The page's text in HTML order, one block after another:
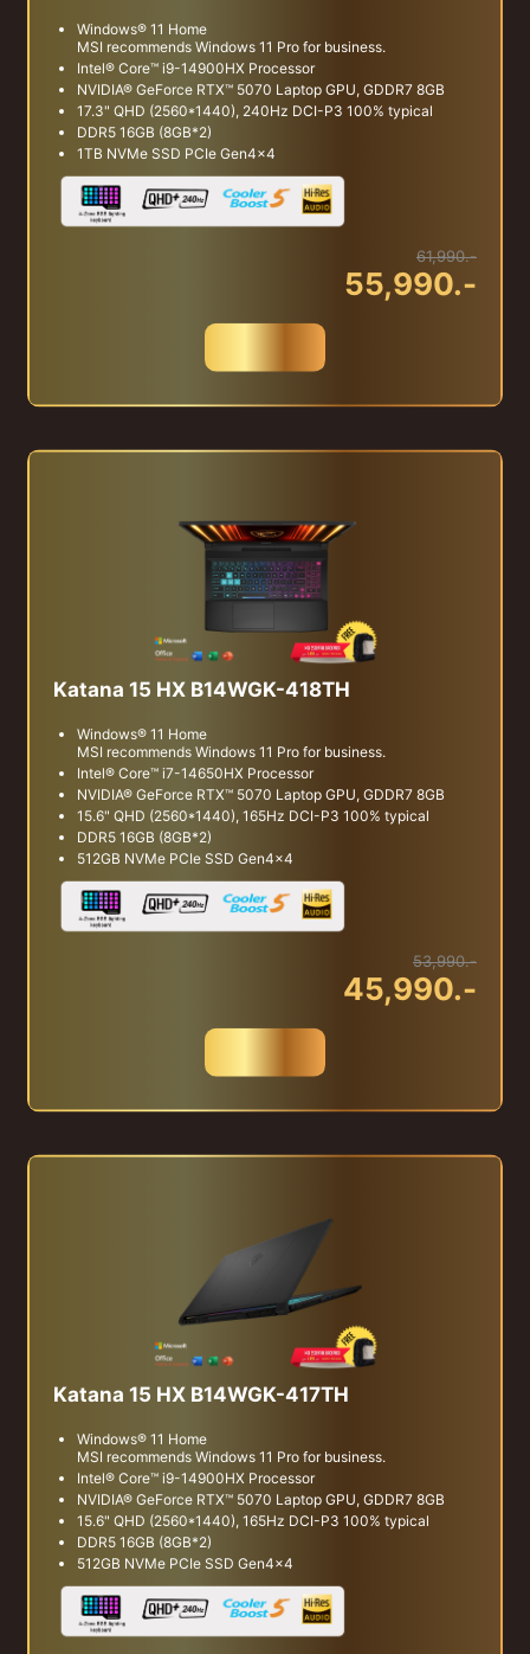
Windows® 11 Home
MSI recommends Windows 11 Pro for business.
Intel® Core™ i9-14900HX Processor
NVIDIA® GeForce RTX™ 5070 Laptop GPU, GDDR7 8GB
17.3" QHD (2560*1440), 240Hz DCI-P3 100% typical
DDR5 16GB (8GB*2)
1TB NVMe SSD PCIe Gen4x4
61,990.-
55,990.-
Katana 15 HX B14WGK-418TH
Windows® 11 Home
MSI recommends Windows 11 Pro for business.
Intel® Core™ i7-14650HX Processor
NVIDIA® GeForce RTX™ 5070 Laptop GPU, GDDR7 8GB
15.6" QHD (2560*1440), 165Hz DCI-P3 100% typical
DDR5 16GB (8GB*2)
512GB NVMe PCIe SSD Gen4x4
53,990.-
45,990.-
Katana 15 HX B14WGK-417TH
Windows® 11 Home
MSI recommends Windows 11 Pro for business.
Intel® Core™ i9-14900HX Processor
NVIDIA® GeForce RTX™ 5070 Laptop GPU, GDDR7 8GB
15.6" QHD (2560*1440), 165Hz DCI-P3 100% typical
DDR5 16GB (8GB*2)
512GB NVMe PCIe SSD Gen4x4